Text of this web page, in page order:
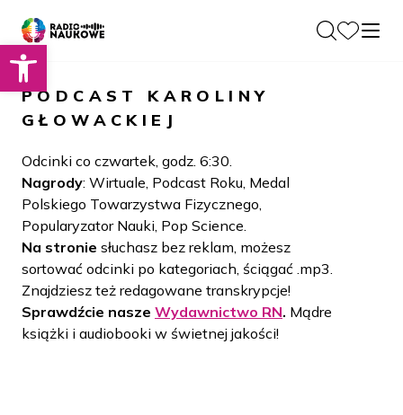
Otwórz pasek narzędzi
O nas
O Radiu
Zespół
Historia
Społeczność
Dla Naukowców
Podcasty
Projekty
LAMU
Beyond Curie
Blog
Kontakt
Wydawnictwo
PODCAST
KAROLINY
GŁOWACKIEJ
Odcinki co czwartek, godz. 6:30.
Nagrody: Wirtuale, Podcast Roku, Medal
Polskiego Towarzystwa Fizycznego,
Popularyzator Nauki, Pop Science.
Na stronie słuchasz bez reklam, możesz
sortować odcinki po kategoriach, ściągać .mp3.
Znajdziesz też redagowane transkrypcje!
Sprawdźcie nasze Wydawnictwo RN. Mądre
książki i audiobooki w świetnej jakości!